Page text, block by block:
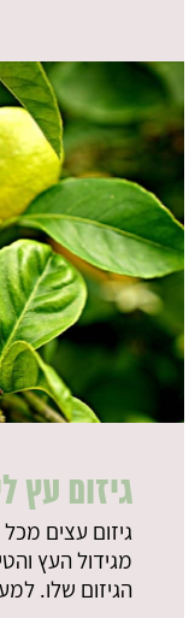
גיזום עץ
גיזום עצים
מגידול העץ
הגיזום שלו.